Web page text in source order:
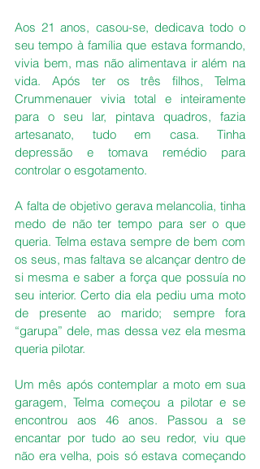
Aos 21 anos, casou-se, dedicava todo o
seu tempo à família que estava formando,
vivia bem, mas não alimentava ir além na
vida. Após ter os três filhos, Telma
Crummenauer vivia total e inteiramente
para o seu lar, pintava quadros, fazia
artesanato, tudo em casa. Tinha
depressão e tomava remédio para
controlar o esgotamento.
A falta de objetivo gerava melancolia, tinha
medo de não ter tempo para ser o que
queria. Telma estava sempre de bem com
os seus, mas faltava se alcançar dentro de
si mesma e saber a força que possuía no
seu interior. Certo dia ela pediu uma moto
de presente ao marido; sempre fora
“garupa” dele, mas dessa vez ela mesma
queria pilotar.
Um mês após contemplar a moto em sua
garagem, Telma começou a pilotar e se
encontrou aos 46 anos. Passou a se
encantar por tudo ao seu redor, viu que
não era velha, pois só estava começando